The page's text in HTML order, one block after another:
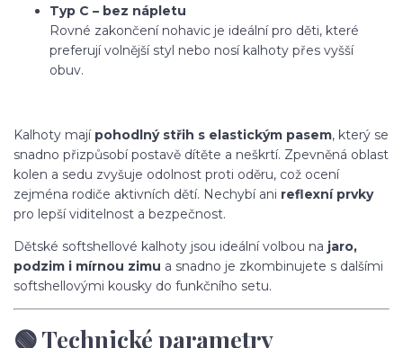
Typ C – bez nápletu
Rovné zakončení nohavic je ideální pro děti, které
preferují volnější styl nebo nosí kalhoty přes vyšší
obuv.
Kalhoty mají pohodlný střih s elastickým pasem, který se
snadno přizpůsobí postavě dítěte a neškrtí. Zpevněná oblast
kolen a sedu zvyšuje odolnost proti oděru, což ocení
zejména rodiče aktivních dětí. Nechybí ani reflexní prvky
pro lepší viditelnost a bezpečnost.
Dětské softshellové kalhoty jsou ideální volbou na jaro,
podzim i mírnou zimu a snadno je zkombinujete s dalšími
softshellovými kousky do funkčního setu.
🟢 Technické parametry